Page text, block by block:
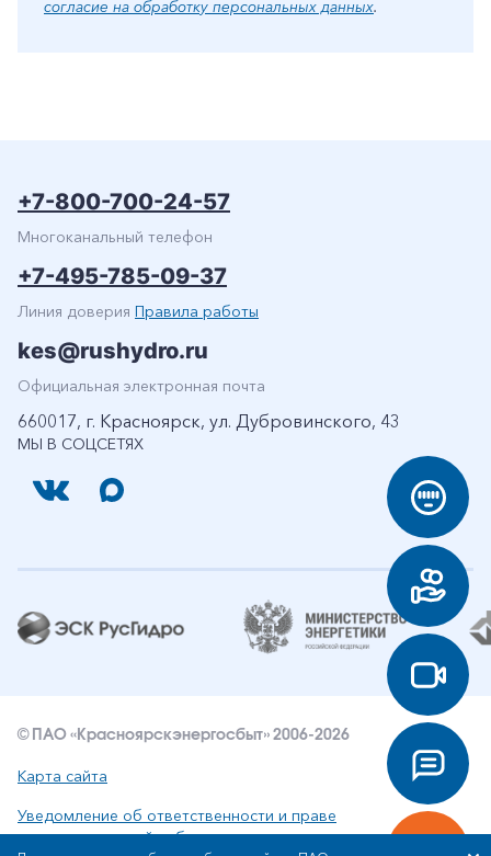
согласие на обработку персональных данных.
МЫ В СОЦСЕТЯХ
+7-800-700-24-57
Многоканальный телефон
+7-495-785-09-37
Линия доверия Правила работы
kes@rushydro.ru
Официальная электронная почта
660017, г. Красноярск, ул. Дубровинского, 43
© ПАО «Красноярскэнергосбыт» 2006-2026
Карта сайта
Уведомление об ответственности и праве
интеллектуальной собственности